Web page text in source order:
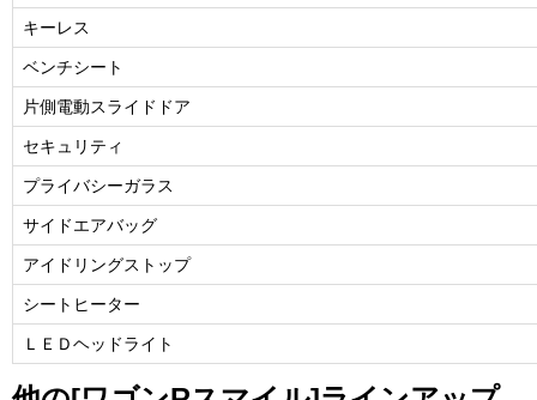
キーレス
ベンチシート
片側電動スライドドア
セキュリティ
プライバシーガラス
サイドエアバッグ
アイドリングストップ
シートヒーター
ＬＥＤヘッドライト